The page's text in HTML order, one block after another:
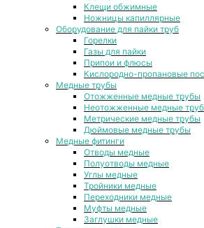
Клещи обжимные
Ножницы капиллярные
Оборудование для пайки труб
Горелки
Газы для пайки
Припои и флюсы
Кислородно-пропановые
Медные трубы
Отожженные медные трубы
Неотожженные медные
Метрические медные трубы
Дюймовые медные трубы
Медные фитинги
Отводы медные
Полуотводы медные
Углы медные
Тройники медные
Переходники медные
Муфты медные
Заглушки медные